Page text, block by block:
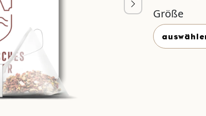
Größe